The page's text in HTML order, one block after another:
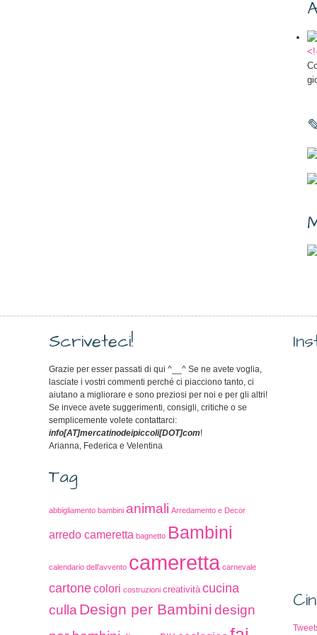
Scriveteci!
Grazie per esser passati di qui ^__^ Se ne avete voglia,
lasciate i vostri commenti perché ci piacciono tanto, ci
aiutano a migliorare e sono preziosi per noi e per gli altri!
Se invece avete suggerimenti, consigli, critiche o se
semplicemente volete contattarci:
info[AT]mercatinodeipiccoli[DOT]com!
Arianna, Federica e Velentina
Tag
abbigliamento bambini animali Arredamento e Decor
arredo cameretta bagnetto Bambini
calendario dell'avvento cameretta carnevale
cartonecolori costruzioni creatività cucina
culla Design per Bambinidesign